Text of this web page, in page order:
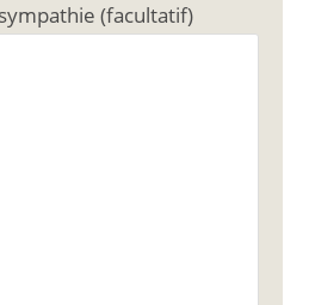
(facultatif)